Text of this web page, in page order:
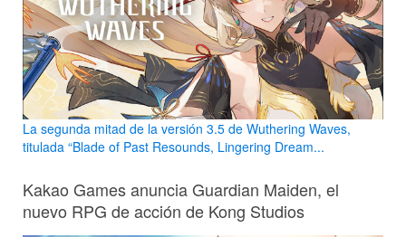
La segunda mitad de la versión 3.5 de Wuthering Waves,
titulada “Blade of Past Resounds, Lingering Dream...
Kakao Games anuncia Guardian Maiden, el
nuevo RPG de acción de Kong Studios